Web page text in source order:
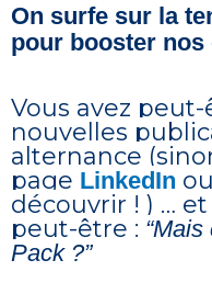
On surfe sur la
pour booster nos
Vous avez
nouvelles
alternance
page LinkedIn ou
découvrir ! ) …
peut-être :
Pack ?”